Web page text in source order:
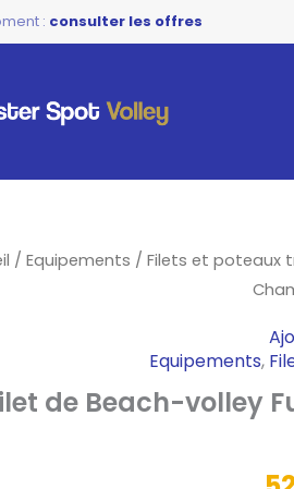
: consulter les offres
/Equipements /Filets et poteaux
Equipements,
de Beach-volley